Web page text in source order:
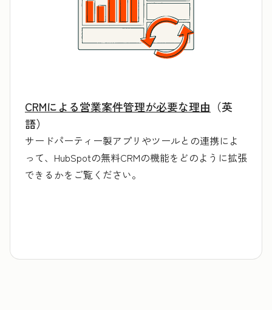
CRMによる営業案件管理が必要な理由 （英
語）
サードパーティー製アプリやツールとの連携によ
って、HubSpotの無料CRMの機能をどのように拡張
できるかをご覧ください。